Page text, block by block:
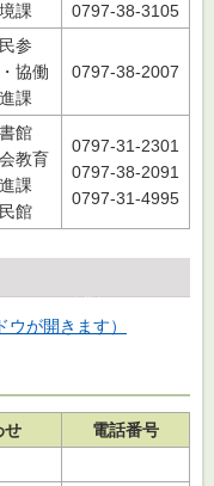
課 0797-38-3105
参
協働
課
0797-38-2007
館
教育
課
館
0797-31-2301
0797-38-2091
0797-31-4995
が開きます）
せ
電話番号